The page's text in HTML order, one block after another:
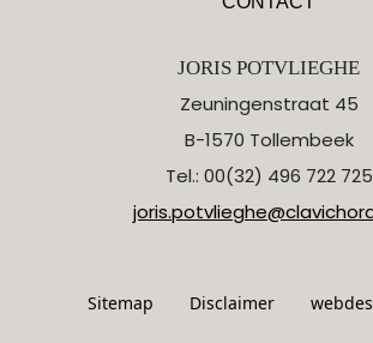
JORIS POTVLIEGHE
Zeuningenstraat 45
B-1570 Tollembeek
Tel.: 00(32) 496 722 725
Sitemap Disclaimer